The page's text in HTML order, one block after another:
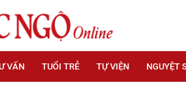
VẤN TUỔI TRẺ TỰ VIỆN NGUYỆT